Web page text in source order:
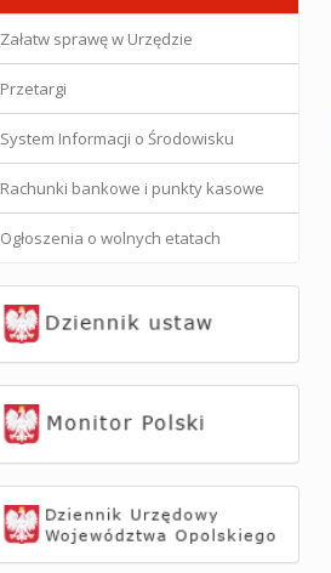
Załatw sprawę w Urzędzie
Przetargi
System Informacji o Środowisku
Rachunki bankowe i punkty kasowe
Ogłoszenia o wolnych etatach